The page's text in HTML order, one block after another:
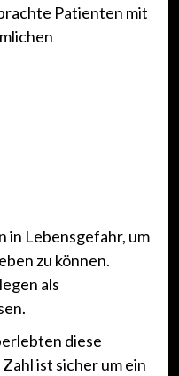
Patienten mit
Lebensgefahr, um
zu können.
als
diese
ist sicher um ein